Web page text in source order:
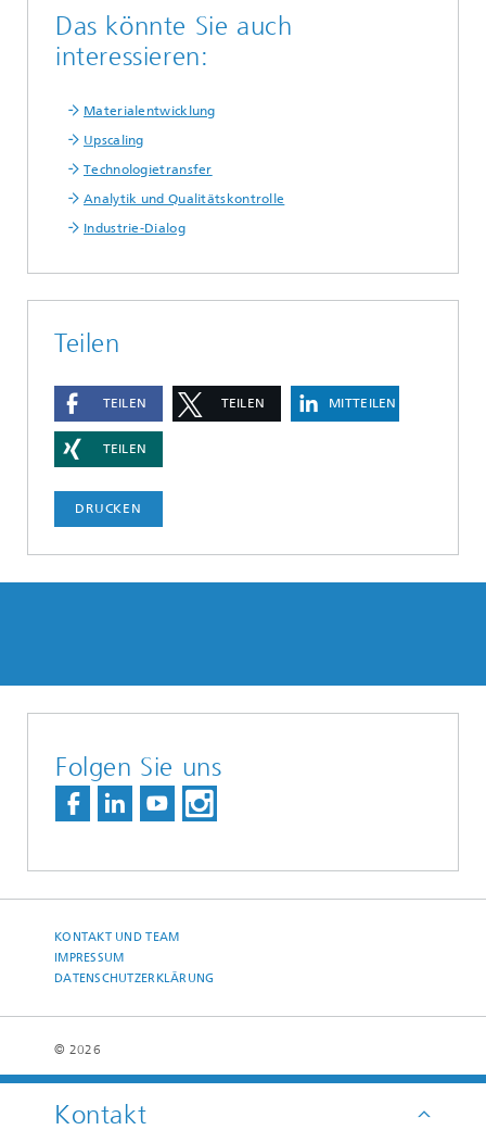
Das könnte Sie auch
interessieren:
Materialentwicklung
Upscaling
Technologietransfer
Analytik und Qualitätskontrolle
Industrie-Dialog
Kontakt
Teilen
TEILEN TEILEN MITTEILEN
TEILEN
DRUCKEN
Folgen Sie uns
KONTAKT UND TEAM
IMPRESSUM
DATENSCHUTZERKLÄRUNG
© 2026